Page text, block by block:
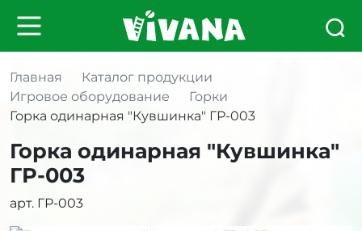
Главная
Каталог продукции
Игровое оборудование
Горки
Горка одинарная "Кувшинка" ГР-003
Горка одинарная "Кувшинка"
ГР-003
арт. ГР-003